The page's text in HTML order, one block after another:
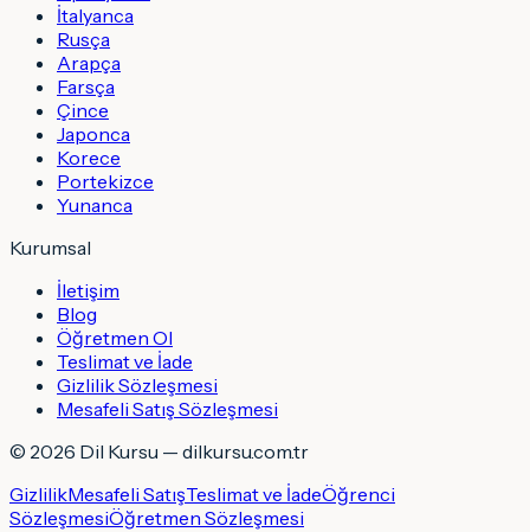
İtalyanca
Rusça
Arapça
Farsça
Çince
Japonca
Korece
Portekizce
Yunanca
Kurumsal
İletişim
Blog
Öğretmen Ol
Teslimat ve İade
Gizlilik Sözleşmesi
Mesafeli Satış Sözleşmesi
© 2026 Dil Kursu — dilkursu.com.tr
GizlilikMesafeli SatışTeslimat ve İadeÖğrenci
SözleşmesiÖğretmen Sözleşmesi